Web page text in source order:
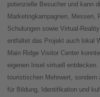
potenzielle Besucher und kann
Marketingkampagnen, Messen,
Schulungen sowie Virtual-
entfaltet das Projekt auch lokal
Main Ridge Visitor Center
eigenen Insel virtuell
touristischen Mehrwert,
für Bildung, Identifikation und